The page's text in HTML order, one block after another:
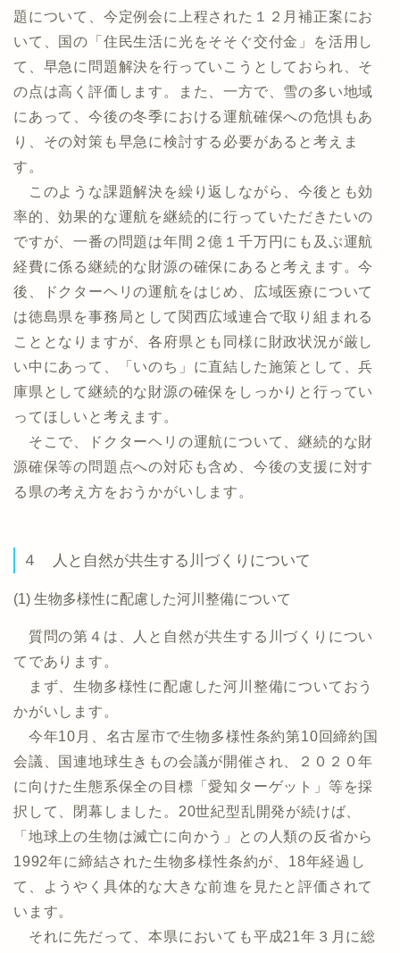
題について、今定例会に上程された１２月補正案にお
いて、国の「住民生活に光をそそぐ交付金」を活用し
て、早急に問題解決を行っていこうとしておられ、そ
の点は高く評価します。また、一方で、雪の多い地域
にあって、今後の冬季における運航確保への危惧もあ
り、その対策も早急に検討する必要があると考えま
す。
このような課題解決を繰り返しながら、今後とも効
率的、効果的な運航を継続的に行っていただきたいの
ですが、一番の問題は年間２億１千万円にも及ぶ運航
経費に係る継続的な財源の確保にあると考えます。今
後、ドクターヘリの運航をはじめ、広域医療について
は徳島県を事務局として関西広域連合で取り組まれる
こととなりますが、各府県とも同様に財政状況が厳し
い中にあって、「いのち」に直結した施策として、兵
庫県として継続的な財源の確保をしっかりと行ってい
ってほしいと考えます。
そこで、ドクターヘリの運航について、継続的な財
源確保等の問題点への対応も含め、今後の支援に対す
る県の考え方をおうかがいします。
４ 人と自然が共生する川づくりについて
(1) 生物多様性に配慮した河川整備について
質問の第４は、人と自然が共生する川づくりについ
てであります。
まず、生物多様性に配慮した河川整備についておう
かがいします。
今年10月、名古屋市で生物多様性条約第10回締約国
会議、国連地球生きもの会議が開催され、２０２０年
に向けた生態系保全の目標「愛知ターゲット」等を採
択して、閉幕しました。20世紀型乱開発が続けば、
「地球上の生物は滅亡に向かう」との人類の反省から
1992年に締結された生物多様性条約が、18年経過し
て、ようやく具体的な大きな前進を見たと評価されて
います。
それに先だって、本県においても平成21年３月に総